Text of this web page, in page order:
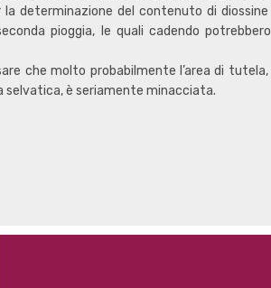
determinazione del contenuto di
pioggia, le quali cadendo
che molto probabilmente l’area di
selvatica, è seriamente minacciata.